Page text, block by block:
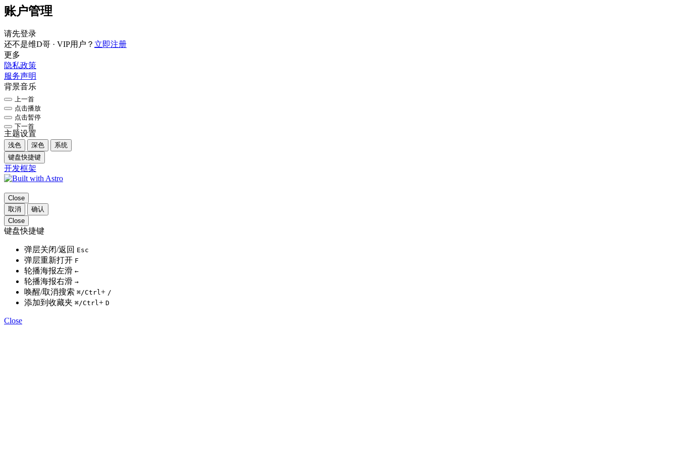
账户管理
请先登录
还不是维D哥 · VIP用户？ 立即注册
更多
隐私政策
服务声明
背景音乐
上一首
点击播放
点击暂停
下一首
主题设置
浅色 深色
系统
键盘快捷键
开发框架
Close
取消
确认
Close
键盘快捷键
弹层关闭/返回 Esc
弹层重新打开 F
轮播海报左滑 ←
轮播海报右滑 →
唤醒/取消搜索 ⌘/Ctrl+ /
添加到收藏夹 ⌘/Ctrl+ D
Close